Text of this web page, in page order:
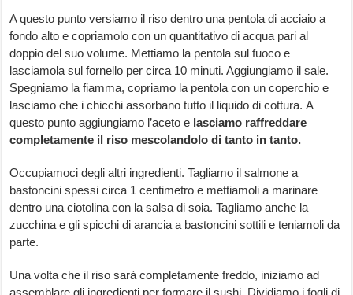
A questo punto versiamo il riso dentro una pentola di acciaio a
fondo alto e copriamolo con un quantitativo di acqua pari al
doppio del suo volume. Mettiamo la pentola sul fuoco e
lasciamola sul fornello per circa 10 minuti. Aggiungiamo il sale.
Spegniamo la fiamma, copriamo la pentola con un coperchio e
lasciamo che i chicchi assorbano tutto il liquido di cottura. A
questo punto aggiungiamo l’aceto e lasciamo raffreddare
completamente il riso mescolandolo di tanto in tanto.
Occupiamoci degli altri ingredienti. Tagliamo il salmone a
bastoncini spessi circa 1 centimetro e mettiamoli a marinare
dentro una ciotolina con la salsa di soia. Tagliamo anche la
zucchina e gli spicchi di arancia a bastoncini sottili e teniamoli da
parte.
Una volta che il riso sarà completamente freddo, iniziamo ad